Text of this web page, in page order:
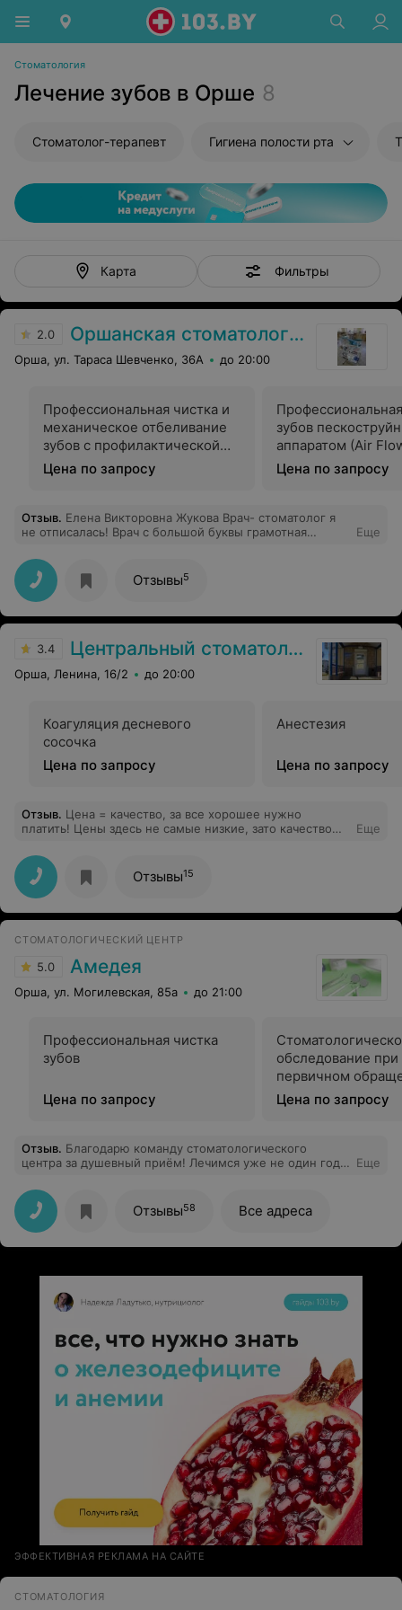
Стоматология
Лечение зубов в Орше 8
Стоматолог-терапевт Гигиена полости рта
Карта Фильтры
2.0 Оршанская стоматологическая поликлиника
Орша, ул. Тараса Шевченко, 36А до 20:00
Профессиональная чистка и
механическое отбеливание
зубов с профилактической
обработкой
фторпрепаратами (10 зубов)
Цена по запросу
зубов
аппаратом (Air
зубов)
Цена по запросу
Отзыв. Елена Викторовна Жукова Врач- стоматолог я
не отписалась! Врач с большой буквы грамотная
выбирала стоматолога зубы у меня проблемные..
Горжусь что у нас в Орше есть такие
квалифицированные аккуратные грамотные врачи как
ЕЛЕНА ВИКТОРОВНА ЖУКОВА! Низкий ей поклон!
Еще
Отзывы5
3.4 Центральный стоматологический кабинет
Орша, Ленина, 16/2 до 20:00
Коагуляция десневого
сосочка
Цена по запросу
Анестезия
Цена по запросу
Отзыв. Цена = качество, за все хорошее нужно
платить! Цены здесь не самые низкие, зато качество
Еще
Отзывы15
СТОМАТОЛОГИЧЕСКИЙ ЦЕНТР
5.0 Амедея
Орша, ул. Могилевская, 85а до 21:00
Профессиональная чистка
зубов
Цена по запросу
обследование при
первичном
Цена по запросу
Отзыв. Благодарю команду стоматологического
центра за душевный приём! Лечимся уже не один год в
медсестры. Отношение к пациенту на высоте.
Еще
Отзывы58 Все адреса
ЭФФЕКТИВНАЯ РЕКЛАМА НА САЙТЕ
СТОМАТОЛОГИЯ